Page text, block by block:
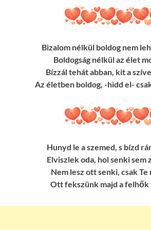
Bizalom nélkül boldog nem
Boldogság nélkül az élet
Bízzál tehát abban, kit a
Az életben boldog, -hidd el-
Hunyd le a szemed, s bízd
Elviszlek oda, hol senki sem
Nem lesz ott senki, csak Te
Ott fekszünk majd a